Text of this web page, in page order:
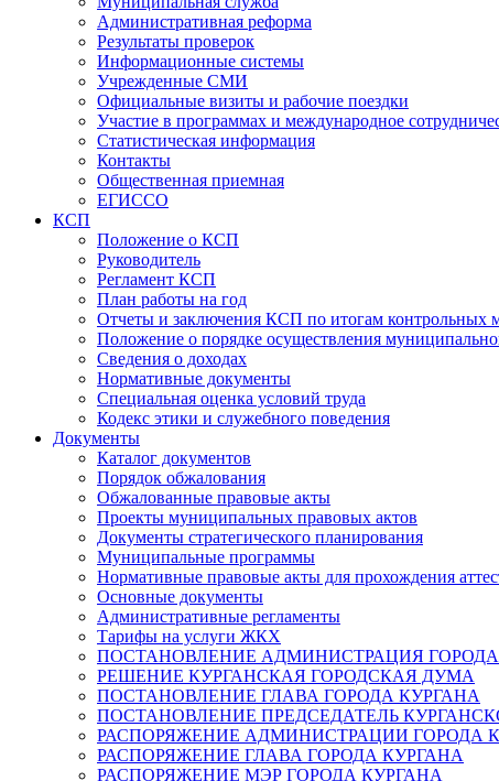
Административная реформа
Результаты проверок
Информационные системы
Учрежденные СМИ
Официальные визиты и рабочие поездки
Участие в программах и международное
Статистическая информация
Контакты
Общественная приемная
ЕГИССО
КСП
Положение о КСП
Руководитель
Регламент КСП
План работы на год
Отчеты и заключения КСП по итогам контрольных
Положение о порядке осуществления
Сведения о доходах
Нормативные документы
Специальная оценка условий труда
Кодекс этики и служебного поведения
Документы
Каталог документов
Порядок обжалования
Обжалованные правовые акты
Проекты муниципальных правовых актов
Документы стратегического планирования
Муниципальные программы
Нормативные правовые акты для прохождения
Основные документы
Административные регламенты
Тарифы на услуги ЖКХ
ПОСТАНОВЛЕНИЕ АДМИНИСТРАЦИЯ ГОРОДА
РЕШЕНИЕ КУРГАНСКАЯ ГОРОДСКАЯ ДУМА
ПОСТАНОВЛЕНИЕ ГЛАВА ГОРОДА КУРГАНА
ПОСТАНОВЛЕНИЕ ПРЕДСЕДАТЕЛЬ
РАСПОРЯЖЕНИЕ АДМИНИСТРАЦИИ ГОРОДА
РАСПОРЯЖЕНИЕ ГЛАВА ГОРОДА КУРГАНА
РАСПОРЯЖЕНИЕ МЭР ГОРОДА КУРГАНА